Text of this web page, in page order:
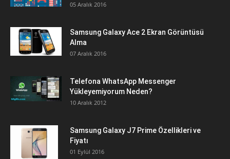
05 Aralık 2016
Samsung Galaxy Ace 2 Ekran Görüntüsü
Alma
07 Aralık 2016
Telefona WhatsApp Messenger
Yükleyemiyorum Neden?
10 Aralık 2012
Samsung Galaxy J7 Prime Özellikleri ve
Fiyatı
01 Eylül 2016